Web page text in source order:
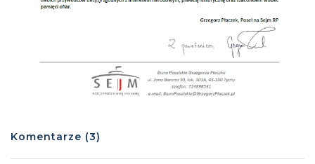
Komentarze (3)